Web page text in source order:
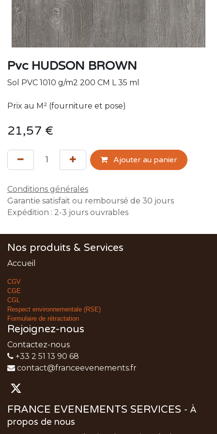
Pvc HUDSON BROWN
Sol PVC 1010 g/m2 200 CM L 35 ml
Prix au M² (fourniture et pose)
21,57 €
Ajouter au panier
Conditions générales
Garantie satisfait ou remboursé de 30 jours
Expédition : 2-3 jours ouvrables
Nos produits & Services
Accueil
CGV
CGE
CGL
Respect environnementale (RSE)
Formulaire de rétractation
Rejoignez-nous
Contactez-nous
+33 2 51 13 90 68
contact@franceevenements.fr
FRANCE EVENEMENTS SERVICES - À
propos de nous